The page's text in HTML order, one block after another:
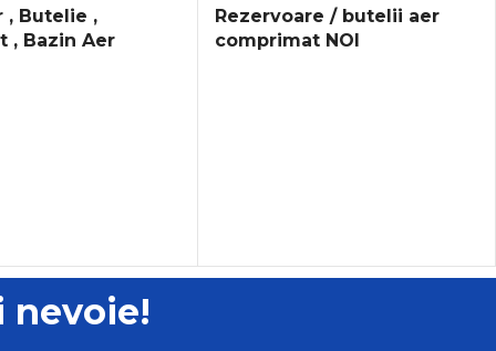
, Butelie ,
, Bazin Aer
Rezervoare / butelii aer
comprimat NOI
nevoie!